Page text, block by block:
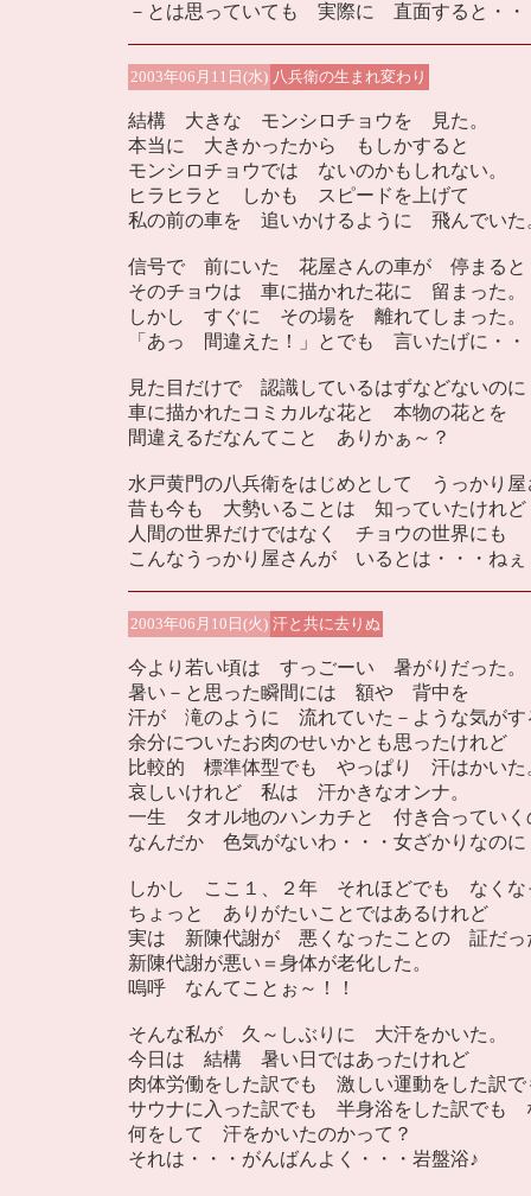
－とは思っていても 実際に 直面すると・・
2003年06月11日(水) 八兵衛の生まれ変わり
結構 大きな モンシロチョウを 見た。
本当に 大きかったから もしかすると
モンシロチョウでは ないのかもしれない。
ヒラヒラと しかも スピードを上げて
私の前の車を 追いかけるように 飛んでいた
信号で 前にいた 花屋さんの車が 停まると
そのチョウは 車に描かれた花に 留まった。
しかし すぐに その場を 離れてしまった。
「あっ 間違えた！」とでも 言いたげに・・
見た目だけで 認識しているはずなどないのに
車に描かれたコミカルな花と 本物の花とを
間違えるだなんてこと ありかぁ～？
水戸黄門の八兵衛をはじめとして うっかり屋
昔も今も 大勢いることは 知っていたけれど
人間の世界だけではなく チョウの世界にも
こんなうっかり屋さんが いるとは・・・ねぇ
2003年06月10日(火) 汗と共に去りぬ
今より若い頃は すっごーい 暑がりだった。
暑い－と思った瞬間には 額や 背中を
汗が 滝のように 流れていた－ような気がす
余分についたお肉のせいかとも思ったけれど
比較的 標準体型でも やっぱり 汗はかいた
哀しいけれど 私は 汗かきなオンナ。
一生 タオル地のハンカチと 付き合っていく
なんだか 色気がないわ・・・女ざかりなのに
しかし ここ１、２年 それほどでも なくな
ちょっと ありがたいことではあるけれど
実は 新陳代謝が 悪くなったことの 証だっ
新陳代謝が悪い＝身体が老化した。
嗚呼 なんてことぉ～！！
そんな私が 久～しぶりに 大汗をかいた。
今日は 結構 暑い日ではあったけれど
肉体労働をした訳でも 激しい運動をした訳で
サウナに入った訳でも 半身浴をした訳でも
何をして 汗をかいたのかって？
それは・・・がんばんよく・・・岩盤浴♪